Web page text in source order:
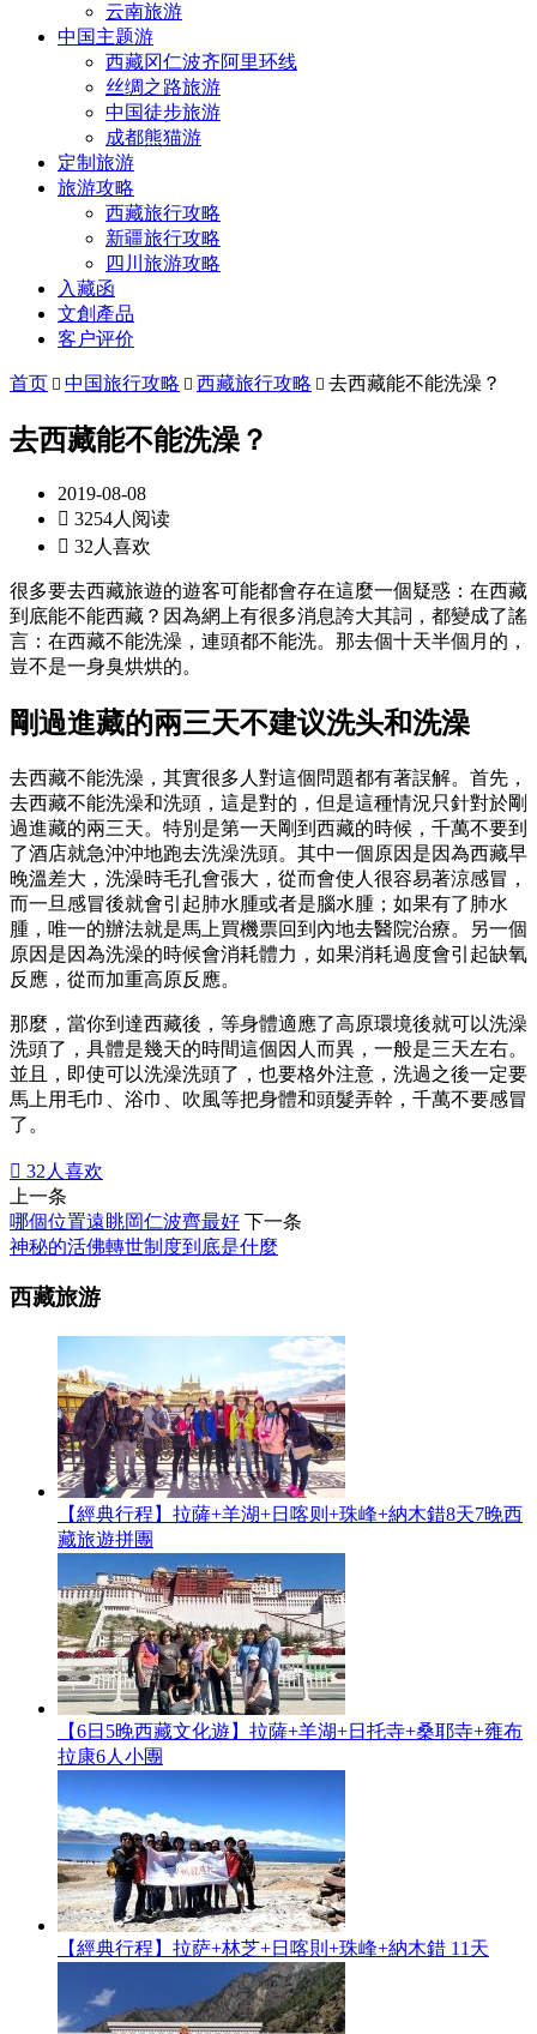
云南旅游
中国主题游
西藏冈仁波齐阿里环线
丝绸之路旅游
中国徒步旅游
成都熊猫游
定制旅游
旅游攻略
西藏旅行攻略
新疆旅行攻略
四川旅游攻略
入藏函
文創產品
客户评价
首页  中国旅行攻略  西藏旅行攻略  去西藏能不能洗澡？
去西藏能不能洗澡？
2019-08-08
 3254人阅读
 32人喜欢
很多要去西藏旅遊的遊客可能都會存在這麼一個疑惑：在西藏
到底能不能西藏？因為網上有很多消息誇大其詞，都變成了謠
言：在西藏不能洗澡，連頭都不能洗。那去個十天半個月的，
豈不是一身臭烘烘的。
剛過進藏的兩三天不建议洗头和洗澡
去西藏不能洗澡，其實很多人對這個問題都有著誤解。首先，
去西藏不能洗澡和洗頭，這是對的，但是這種情況只針對於剛
過進藏的兩三天。特別是第一天剛到西藏的時候，千萬不要到
了酒店就急沖沖地跑去洗澡洗頭。其中一個原因是因為西藏早
晚溫差大，洗澡時毛孔會張大，從而會使人很容易著涼感冒，
而一旦感冒後就會引起肺水腫或者是腦水腫；如果有了肺水
腫，唯一的辦法就是馬上買機票回到內地去醫院治療。另一個
原因是因為洗澡的時候會消耗體力，如果消耗過度會引起缺氧
反應，從而加重高原反應。
那麼，當你到達西藏後，等身體適應了高原環境後就可以洗澡
洗頭了，具體是幾天的時間這個因人而異，一般是三天左右。
並且，即使可以洗澡洗頭了，也要格外注意，洗過之後一定要
馬上用毛巾、浴巾、吹風等把身體和頭髮弄幹，千萬不要感冒
了。
 32 人喜欢
上一条
哪個位置遠眺岡仁波齊最好 下一条
神秘的活佛轉世制度到底是什麼
西藏旅游
【經典行程】拉薩+羊湖+日喀则+珠峰+納木錯8天7晚西
藏旅遊拼團
【6日5晚西藏文化遊】拉薩+羊湖+日托寺+桑耶寺+雍布
拉康6人小團
【經典行程】拉萨+林芝+日喀則+珠峰+納木錯 11天